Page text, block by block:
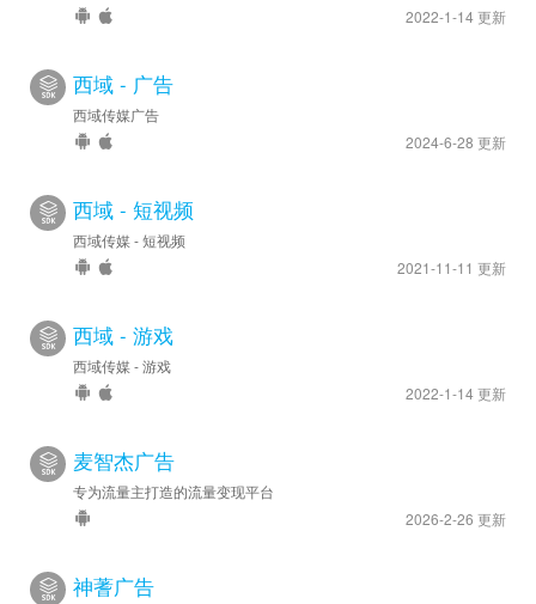
2022-1-14 更新
西域 - 广告
西域传媒广告
2024-6-28 更新
西域 - 短视频
西域传媒 - 短视频
2021-11-11 更新
西域 - 游戏
西域传媒 - 游戏
2022-1-14 更新
麦智杰广告
专为流量主打造的流量变现平台
2026-2-26 更新
神蓍广告